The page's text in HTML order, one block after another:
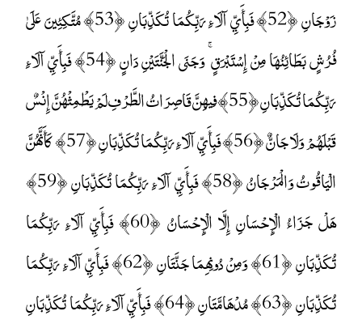
زَوْجَانِ ﴿52﴾ فَبِأَيِّ آلَاءِ رَبِّكُمَا تُكَذِّبَانِ ﴿53﴾ مُتَّكِئِينَ عَلَىٰ
فُرُشٍ بَطَائِنُهَا مِنْ إِسْتَبْرَقٍ ۚ وَجَنَى الْجَنَّتَيْنِ دَانٍ ﴿54﴾ فَبِأَيِّ آلَاءِ
رَبِّكُمَا تُكَذِّبَانِ ﴿55﴾ فِيهِنَّ قَاصِرَاتُ الطَّرْفِ لَمْ يَطْمِثْهُنَّ إِنْسٌ
قَبْلَهُمْ وَلَا جَانٌّ ﴿56﴾ فَبِأَيِّ آلَاءِ رَبِّكُمَا تُكَذِّبَانِ ﴿57﴾ كَأَنَّهُنَّ
الْيَاقُوتُ وَالْمَرْجَانُ ﴿58﴾ فَبِأَيِّ آلَاءِ رَبِّكُمَا تُكَذِّبَانِ ﴿59﴾
هَلْ جَزَاءُ الْإِحْسَانِ إِلَّا الْإِحْسَانُ ﴿60﴾ فَبِأَيِّ آلَاءِ رَبِّكُمَا
تُكَذِّبَانِ ﴿61﴾ وَمِنْ دُونِهِمَا جَنَّتَانِ ﴿62﴾ فَبِأَيِّ آلَاءِ رَبِّكُمَا
تُكَذِّبَانِ ﴿63﴾ مُدْهَامَّتَانِ ﴿64﴾ فَبِأَيِّ آلَاءِ رَبِّكُمَا تُكَذِّبَانِ